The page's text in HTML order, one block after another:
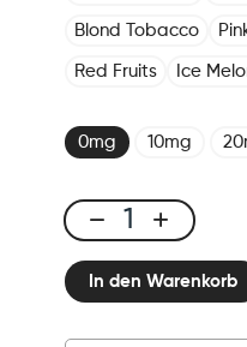
Blond Tobacco
Red Fruits Ice
0mg 10mg
Click
Puff
Pod
In den Warenkorb